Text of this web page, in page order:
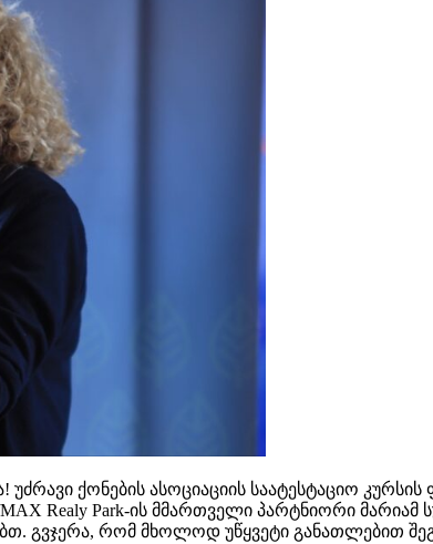
უძრავი ქონების ასოციაციის საატესტაციო
Realy Park-ის მმართველი პარტნიორი მარიამ
რომ მხოლოდ უწყვეტი განათლებით